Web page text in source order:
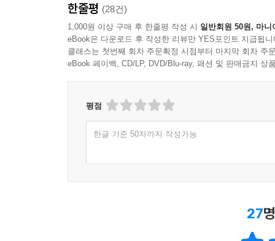
한줄평 (28건)
1,000원 이상 구매 후 한줄평 작성 시 일반회원 50원, 마니
eBook은 다운로드 후 작성한 리뷰만 YES포인트 지급됩니
클래스는 첫번째 회차 주문확정 시점부터 마지막 회차 주
eBook 페이백, CD/LP, DVD/Blu-ray, 패션 및 판매금지 상
평점
한글 기준 50자까지 작성가능
27